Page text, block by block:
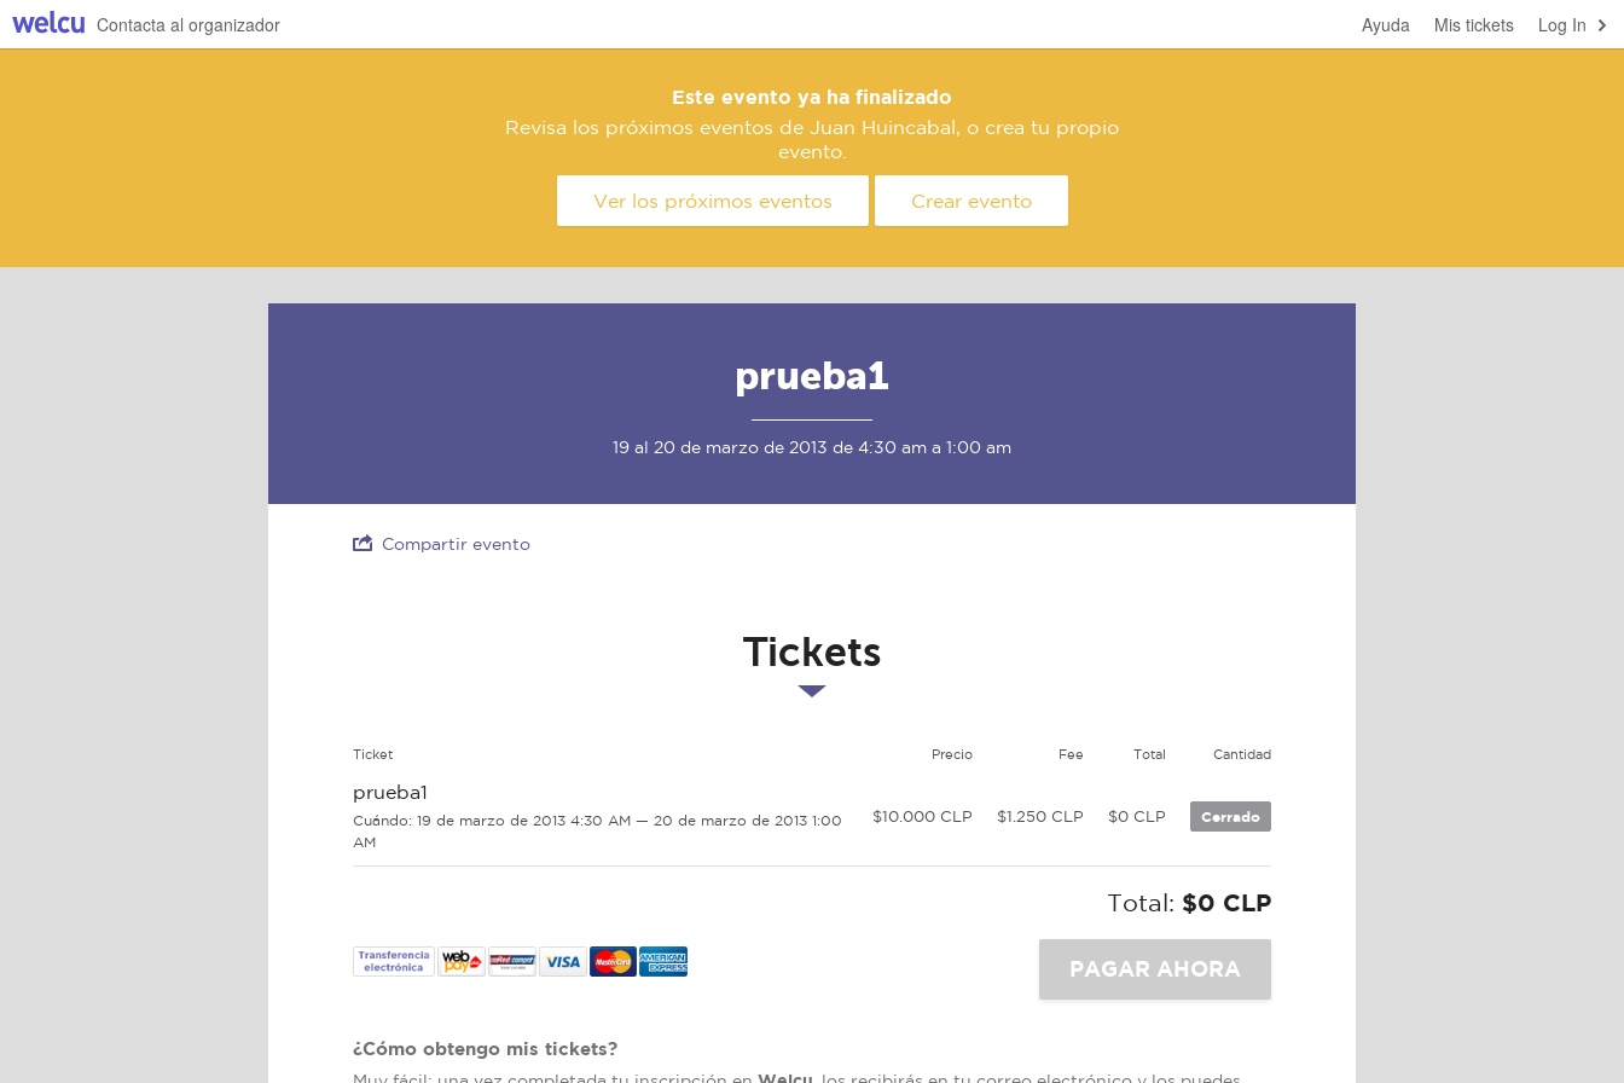
Log In
Mis tickets
Ayuda
Contacta al organizador
Este evento ya ha finalizado
Revisa los próximos eventos de Juan Huincabal, o crea tu propio
evento.
Ver los próximos eventos Crear evento
prueba1
19 al 20 de marzo de 2013 de 4:30 am a 1:00 am
Compartir evento
Tickets
Ticket Precio Fee Total Cantidad
prueba1
Cuándo: 19 de marzo de 2013 4:30 AM — 20 de marzo de 2013 1:00
AM
$10.000 CLP $1.250 CLP $0 CLP Cerrado
Total: $0 CLP
¿Cómo obtengo mis tickets?